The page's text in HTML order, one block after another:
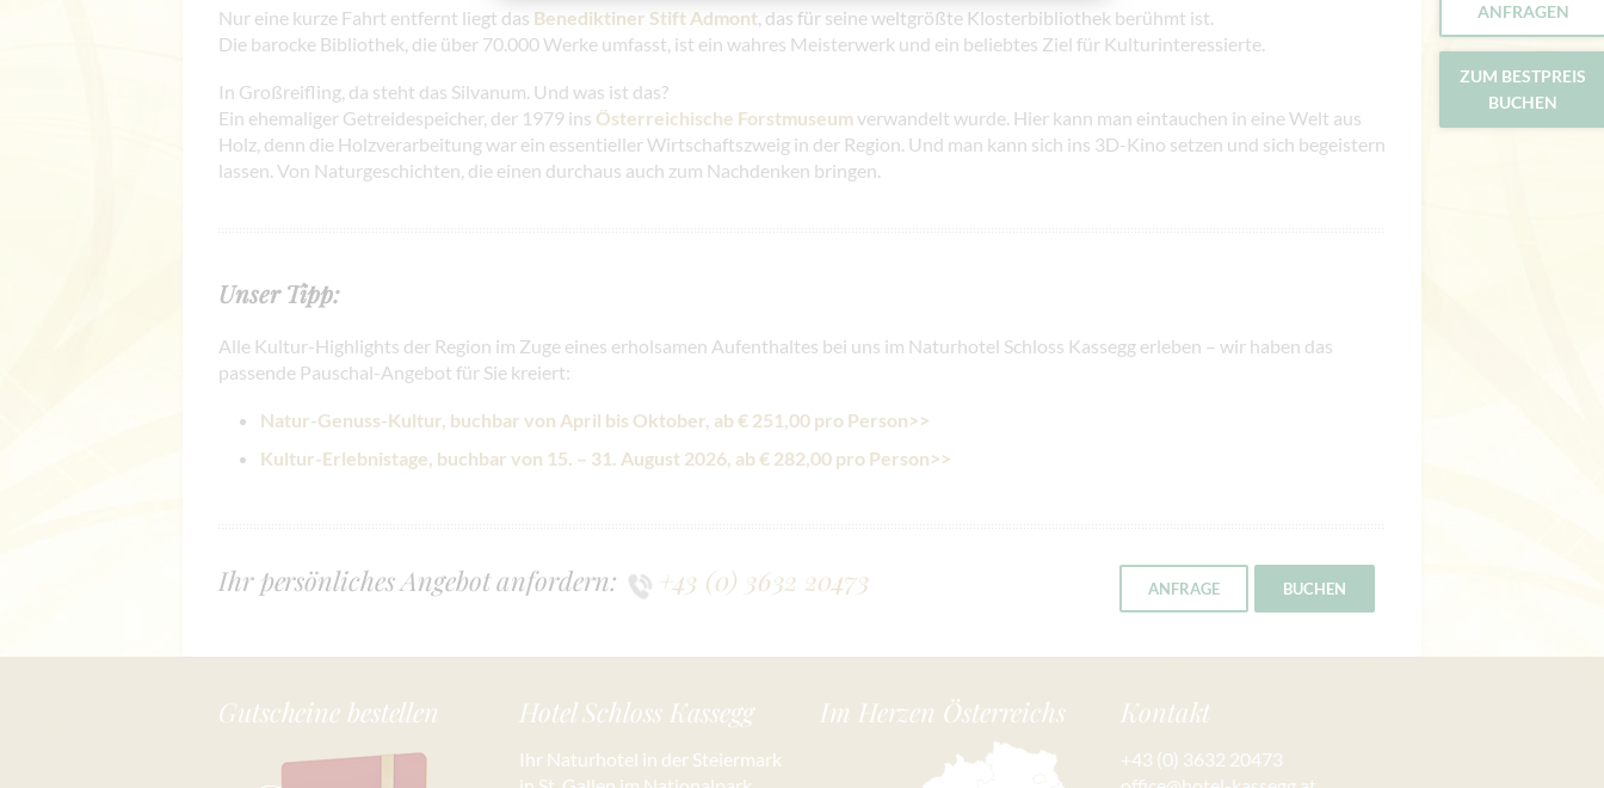
Nur eine kurze Fahrt entfernt liegt das Benediktiner Stift Admont, das für seine weltgrößte Klosterbibliothek berühmt ist.
Die barocke Bibliothek, die über 70.000 Werke umfasst, ist ein wahres Meisterwerk und ein beliebtes Ziel für Kulturinteressierte.
In Großreifling, da steht das Silvanum. Und was ist das?
Ein ehemaliger Getreidespeicher, der 1979 ins Österreichische Forstmuseumverwandelt wurde. Hier kann man eintauchen in eine Welt aus
Holz, denn die Holzverarbeitung war ein essentieller Wirtschaftszweig in der Region. Und man kann sich ins 3D-Kino setzen und sich begeistern
lassen. Von Naturgeschichten, die einen durchaus auch zum Nachdenken bringen.
Unser Tipp:
Alle Kultur-Highlights der Region im Zuge eines erholsamen Aufenthaltes bei uns im Naturhotel Schloss Kassegg erleben – wir haben das
passende Pauschal-Angebot für Sie kreiert:
Natur-Genuss-Kultur, buchbar von April bis Oktober, ab € 251,00 pro Person>>
Kultur-Erlebnistage, buchbar von 15. – 31. August 2026, ab € 282,00 pro Person>>
Ihr persönliches Angebot anfordern: +43 (0) 3632 20473 ANFRAGE BUCHEN
Gutscheine bestellen Hotel Schloss Kassegg
Ihr Naturhotel in der Steiermark
Im Herzen Österreichs Kontakt
+43 (0) 3632 20473
ANFRAGEN
ZUM BESTPREIS
BUCHEN